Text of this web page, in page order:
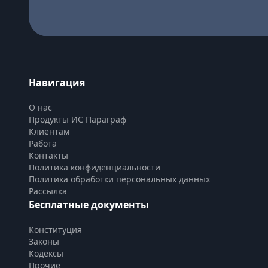
Навигация
О нас
Продукты ИС Параграф
Клиентам
Работа
Контакты
Политика конфиденциальности
Политика обработки персональных данных
Рассылка
Бесплатные документы
Конституция
Законы
Кодексы
Прочие